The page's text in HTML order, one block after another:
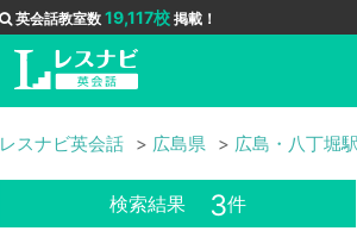
英会話教室数 19,117校 掲載！
レスナビ英会話 広島県 広島・八丁堀
検索結果 3件